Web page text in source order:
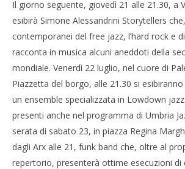
Il giorno seguente, giovedì 21 alle 21.30, a
esibirà Simone Alessandrini Storytellers
contemporanei del free jazz, l’hard rock e
racconta in musica alcuni aneddoti della
mondiale. Venerdì 22 luglio, nel cuore di
Piazzetta del borgo, alle 21.30 si
un ensemble specializzata in Lowdown
presenti anche nel programma di Umbria
serata di sabato 23, in piazza Regina
dagli Arx alle 21, funk band che, oltre al
repertorio, presenterà ottime esecuzioni di